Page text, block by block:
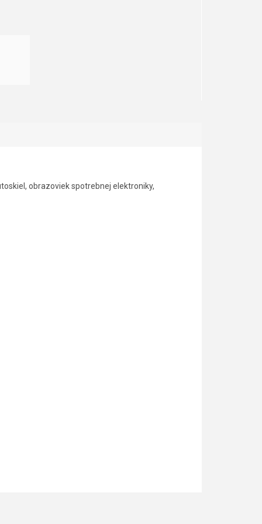
obrazoviek spotrebnej elektroniky,